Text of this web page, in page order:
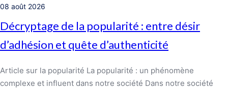
08 août 2026
Décryptage de la popularité : entre désir
d’adhésion et quête d’authenticité
Article sur la popularité La popularité : un phénomène
complexe et influent dans notre société Dans notre société